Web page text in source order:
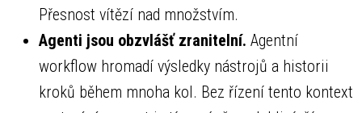
Přesnost vítězí nad množstvím.
Agenti jsou obzvlášť zranitelní. Agentní
workflow hromadí výsledky nástrojů a historii
kroků během mnoha kol. Bez řízení tento kontext